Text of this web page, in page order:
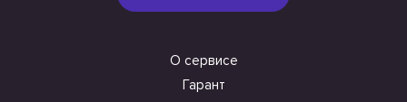
О сервисе
Гарант